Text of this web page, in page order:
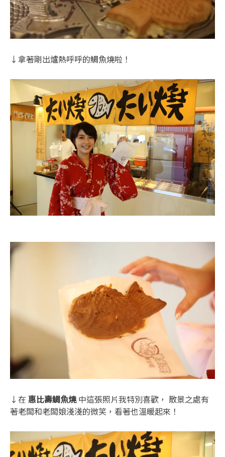
↓拿著剛出爐熱呼呼的鯛魚燒啦！
↓在 惠比壽鯛魚燒中這張照片我特別喜歡， 散景之處有
著老闆和老闆娘淺淺的微笑，看著也溫暖起來！